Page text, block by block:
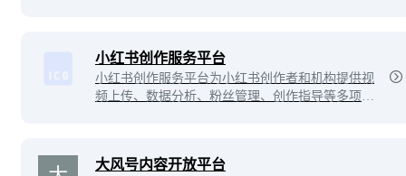
小红书创作服务平台
小红书创作服务平台为小红书创作者和机构提供视
频上传、数据分析、粉丝管理、创作指导等多项运
大风号内容开放平台